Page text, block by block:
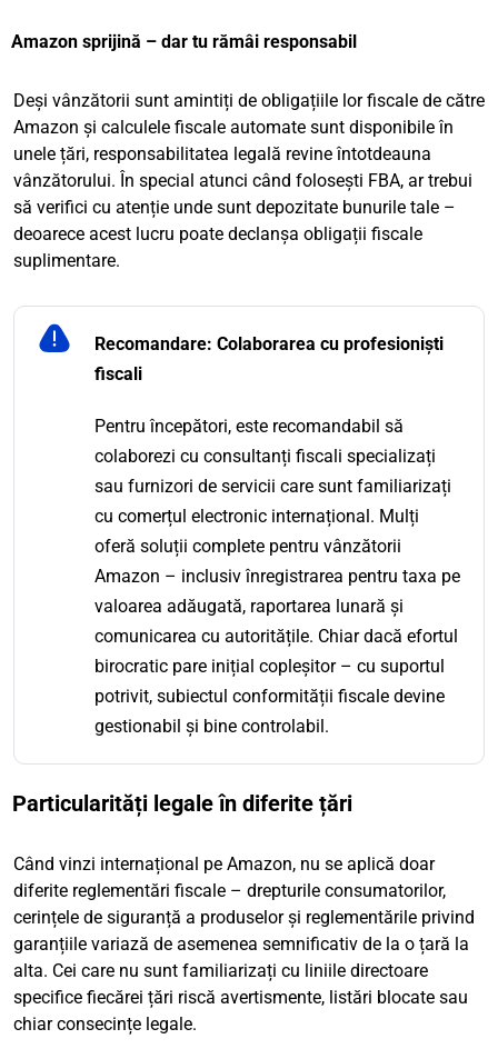
Amazon sprijină – dar tu rămâi responsabil
Deși vânzătorii sunt amintiți de obligațiile lor fiscale de către
Amazon și calculele fiscale automate sunt disponibile în
unele țări, responsabilitatea legală revine întotdeauna
vânzătorului. În special atunci când folosești FBA, ar trebui
să verifici cu atenție unde sunt depozitate bunurile tale –
deoarece acest lucru poate declanșa obligații fiscale
suplimentare.
Recomandare: Colaborarea cu profesioniști
fiscali
Pentru începători, este recomandabil să
colaborezi cu consultanți fiscali specializați
sau furnizori de servicii care sunt familiarizați
cu comerțul electronic internațional. Mulți
oferă soluții complete pentru vânzătorii
Amazon – inclusiv înregistrarea pentru taxa pe
valoarea adăugată, raportarea lunară și
comunicarea cu autoritățile. Chiar dacă efortul
birocratic pare inițial copleșitor – cu suportul
potrivit, subiectul conformității fiscale devine
gestionabil și bine controlabil.
Particularități legale în diferite țări
Când vinzi internațional pe Amazon, nu se aplică doar
diferite reglementări fiscale – drepturile consumatorilor,
cerințele de siguranță a produselor și reglementările privind
garanțiile variază de asemenea semnificativ de la o țară la
alta. Cei care nu sunt familiarizați cu liniile directoare
specifice fiecărei țări riscă avertismente, listări blocate sau
chiar consecințe legale.